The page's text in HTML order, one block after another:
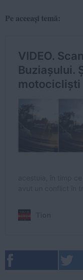
Pe aceeași temă: